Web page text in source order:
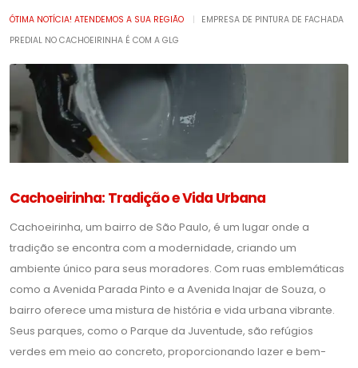
ÓTIMA NOTÍCIA! ATENDEMOS A SUA REGIÃO |
EMPRESA DE PINTURA DE FACHADA
PREDIAL NO CACHOEIRINHA É COM A GLG
Cachoeirinha: Tradição e Vida Urbana
Cachoeirinha, um bairro de São Paulo, é um lugar onde a
tradição se encontra com a modernidade, criando um
ambiente único para seus moradores. Com ruas emblemáticas
como a Avenida Parada Pinto e a Avenida Inajar de Souza, o
bairro oferece uma mistura de história e vida urbana vibrante.
Seus parques, como o Parque da Juventude, são refúgios
verdes em meio ao concreto, proporcionando lazer e bem-